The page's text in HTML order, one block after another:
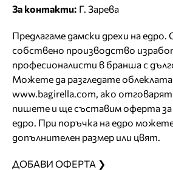
За контакти: Г. Зарева
Предлагаме дамски дрехи на едро.
собствено производство
професионалисти в бранша с
Можете да разгледате облеклата
www.bagirella.com, ако
пишете и ще съставим оферта за
едро. При поръчка на едро
допълнителен размер или цвят.
ДОБАВИ ОФЕРТА ❯